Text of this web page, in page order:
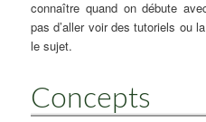
connaître quand on débute
pas d’aller voir des tutoriels ou
le sujet.
Concepts